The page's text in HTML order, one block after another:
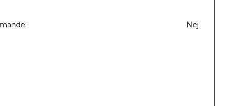
Nej